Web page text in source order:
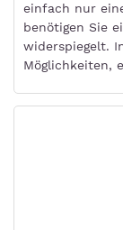
einfach nur
benötigen Sie
widerspiegelt.
Möglichkeiten,